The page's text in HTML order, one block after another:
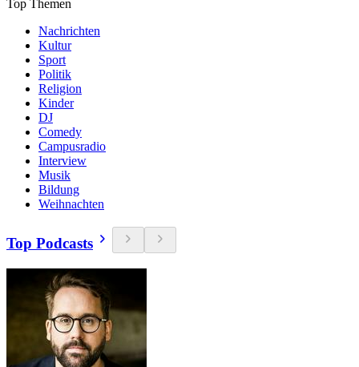
Top Themen
Nachrichten
Kultur
Sport
Politik
Religion
Kinder
DJ
Comedy
Campusradio
Interview
Musik
Bildung
Weihnachten
Top Podcasts